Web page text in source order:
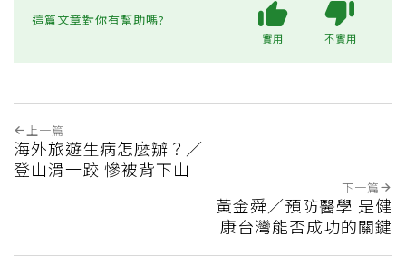
這篇文章對你有幫助嗎?
實用 不實用
上一篇
海外旅遊生病怎麼辦？／
登山滑一跤 慘被背下山
下一篇
黃金舜／預防醫學 是健
康台灣能否成功的關鍵